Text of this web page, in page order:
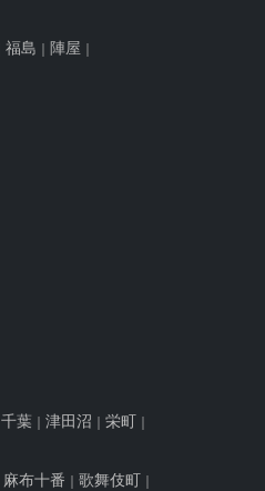
福島 陣屋
千葉 津田沼 栄町
麻布十番 歌舞伎町